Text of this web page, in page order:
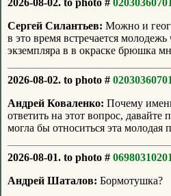
Сергей Силантьев: Можно и
в это время встречается
экземпляра в в окраске брюшка
2026-08-02. to photo # 02030360701
Андрей Коваленко: Почему
ответить на этот вопрос,
могла бы относиться эта молодая
2026-08-01. to photo # 06980310201
Андрей Шаталов: Бормотушка?